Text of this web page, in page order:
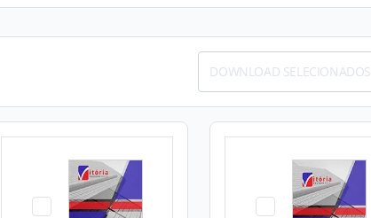
DOWNLOAD SELECIONADOS